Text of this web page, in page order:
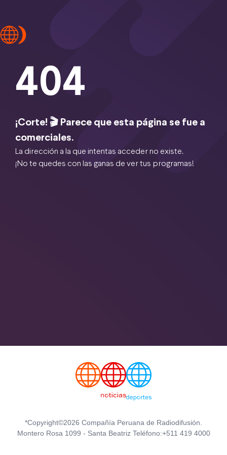
404
¡Corte! 🎬 Parece que esta página se fue a
comerciales.
La dirección a la que intentas acceder no existe.
¡No te quedes con las ganas de ver tus programas!
*Copyright©2026 Compañía Peruana de Radiodifusión.
Montero Rosa 1099 - Santa Beatriz Teléfono:+511 419 4000